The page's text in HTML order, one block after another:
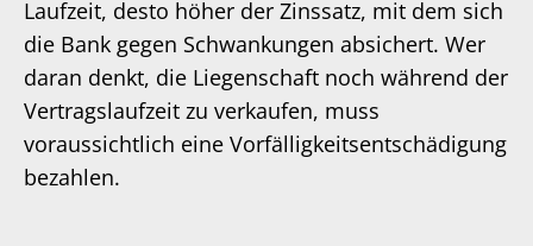
Laufzeit, desto höher der Zinssatz, mit dem sich
die Bank gegen Schwankungen absichert. Wer
daran denkt, die Liegenschaft noch während der
Vertragslaufzeit zu verkaufen, muss
voraussichtlich eine Vorfälligkeitsentschädigung
bezahlen.